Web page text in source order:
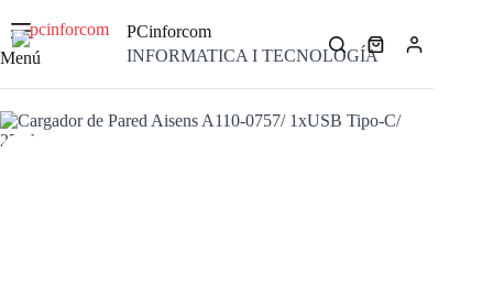
contenido
Menú
PCinforcom
INFORMATICA I TECNOLOGÍACarro
compra